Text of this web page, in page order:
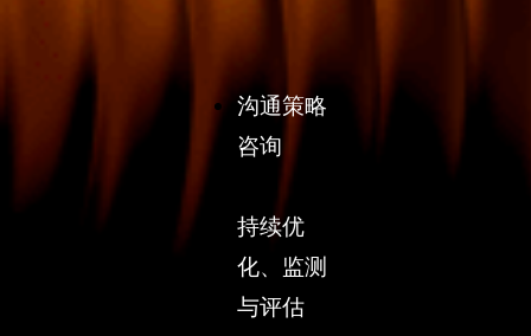
沟通策略
咨询
持续优
化、监测
与评估